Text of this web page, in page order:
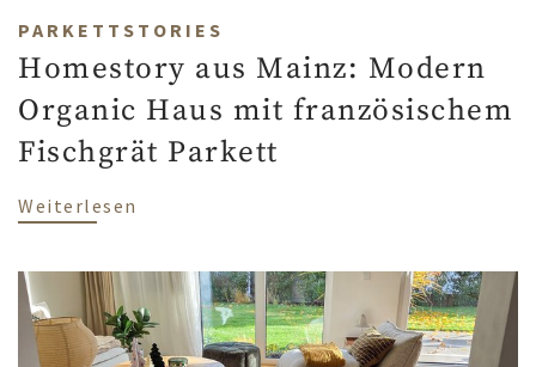
PARKETTSTORIES
Homestory aus Mainz: Modern
Organic Haus mit französischem
Fischgrät Parkett
Weiterlesen